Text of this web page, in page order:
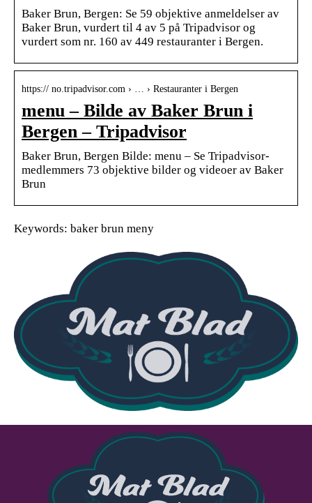
Baker Brun, Bergen: Se 59 objektive anmeldelser av
Baker Brun, vurdert til 4 av 5 på Tripadvisor og
vurdert som nr. 160 av 449 restauranter i Bergen.
https:// no.tripadvisor.com › … › Restauranter i Bergen
menu – Bilde av Baker Brun i
Bergen – Tripadvisor
Baker Brun, Bergen Bilde: menu – Se Tripadvisor-
medlemmers 73 objektive bilder og videoer av Baker
Brun
Keywords: baker brun meny